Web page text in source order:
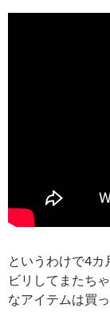
というわけで4カ
ビリしてまたち
なアイテムは買